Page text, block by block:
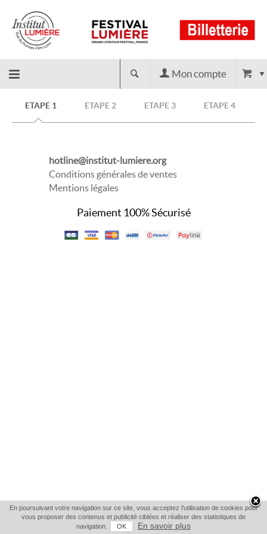
Retour
Mon compte
ETAPE 1 ETAPE 2 ETAPE 3 ETAPE 4
hotline@institut-lumiere.org
Conditions générales de ventes
Mentions légales
Paiement 100% Sécurisé
En poursuivant votre navigation sur ce site, vous acceptez l'utilisation de cookies pour
vous proposer des contenus et publicité ciblées et réaliser des statistiques de
navigation.
OK En savoir plus